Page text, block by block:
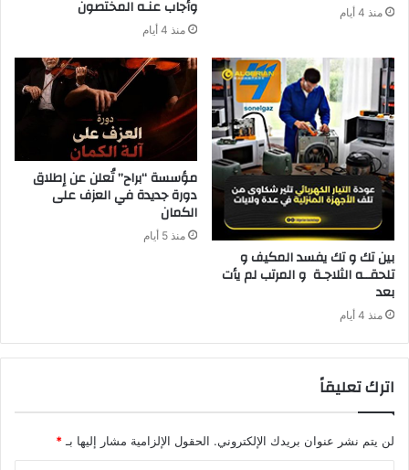
منذ 4 أيام ‬وأجاب‭ ‬عنـه‭ ‬المختصون
منذ 4 أيام
‬بعد‭ ‬
منذ 4 أيام
مؤسسة “براح” تُعلن عن إطلاق
دورة جديدة في العزف على
الكمان
منذ 5 أيام
اترك تعليقاً
لن يتم نشر عنوان بريدك الإلكتروني. الحقول الإلزامية مشار إليها بـ *